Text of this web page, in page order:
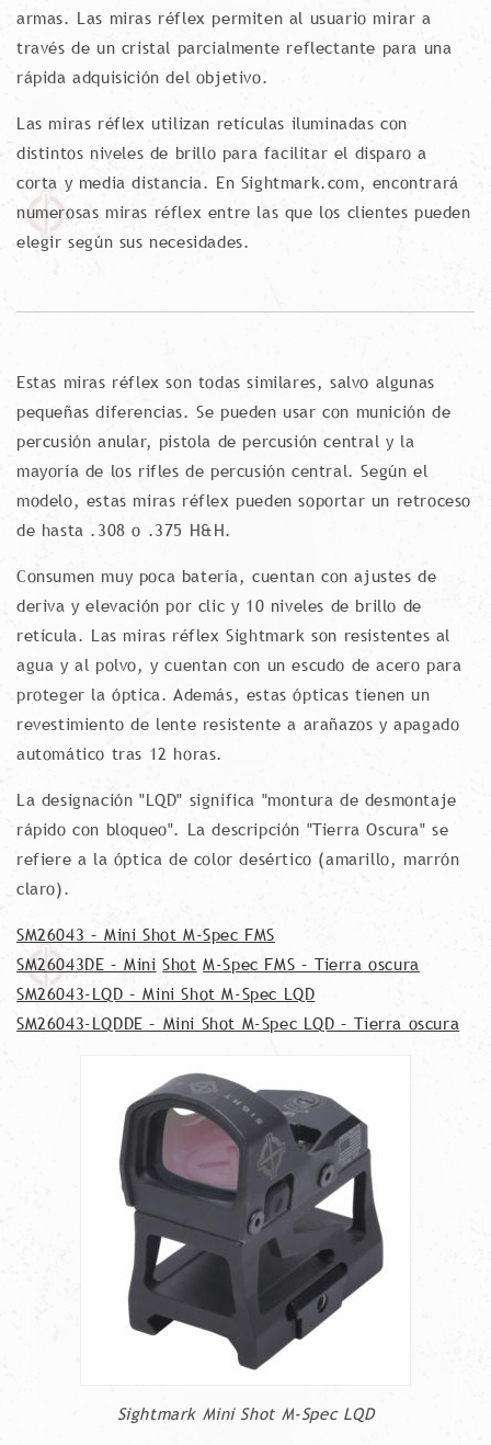
armas. Las miras réflex permiten al usuario mirar a
través de un cristal parcialmente reflectante para una
rápida adquisición del objetivo.
Las miras réflex utilizan retículas iluminadas con
distintos niveles de brillo para facilitar el disparo a
corta y media distancia. En Sightmark.com, encontrará
numerosas miras réflex entre las que los clientes pueden
elegir según sus necesidades.
Estas miras réflex son todas similares, salvo algunas
pequeñas diferencias. Se pueden usar con munición de
percusión anular, pistola de percusión central y la
mayoría de los rifles de percusión central. Según el
modelo, estas miras réflex pueden soportar un retroceso
de hasta .308 o .375 H&H.
Consumen muy poca batería, cuentan con ajustes de
deriva y elevación por clic y 10 niveles de brillo de
retícula. Las miras réflex Sightmark son resistentes al
agua y al polvo, y cuentan con un escudo de acero para
proteger la óptica. Además, estas ópticas tienen un
revestimiento de lente resistente a arañazos y apagado
automático tras 12 horas.
La designación "LQD" significa "montura de desmontaje
rápido con bloqueo". La descripción "Tierra Oscura" se
refiere a la óptica de color desértico (amarillo, marrón
claro).
SM26043 – Mini Shot M-Spec FMS
SM26043DE – Mini Shot M-Spec FMS – Tierra oscura
SM26043-LQD – Mini Shot M-Spec LQD
SM26043-LQDDE – Mini Shot M-Spec LQD – Tierra oscura
Sightmark Mini Shot M-Spec LQD